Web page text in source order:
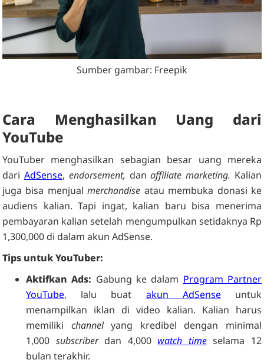
Sumber gambar: Freepik
Cara Menghasilkan Uang dari
YouTube
YouTuber menghasilkan sebagian besar uang mereka
dari AdSense, endorsement, danaffiliate marketing. Kalian
juga bisa menjualmerchandise atau membuka donasi ke
audiens kalian. Tapi ingat, kalian baru bisa menerima
pembayaran kalian setelah mengumpulkan setidaknya Rp
1,300,000 di dalam akun AdSense.
Tips untuk YouTuber:
Aktifkan Ads: Gabung ke dalam Program Partner
YouTube, lalu buat akun AdSenseuntuk
menampilkan iklan di video kalian. Kalian harus
memiliki channelyang kredibel dengan minimal
1,000 subscriber dan 4,000 watch time selama 12
bulan terakhir.